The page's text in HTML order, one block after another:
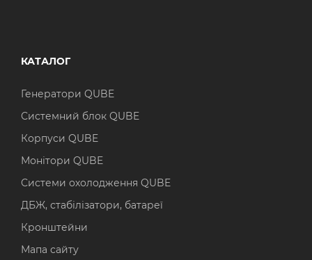
КАТАЛОГ
Генератори QUBE
Системний блок QUBE
Корпуси QUBE
Монітори QUBE
Системи охолодження QUBE
ДБЖ, стабілізатори, батареї
Кронштейни
Мапа сайту